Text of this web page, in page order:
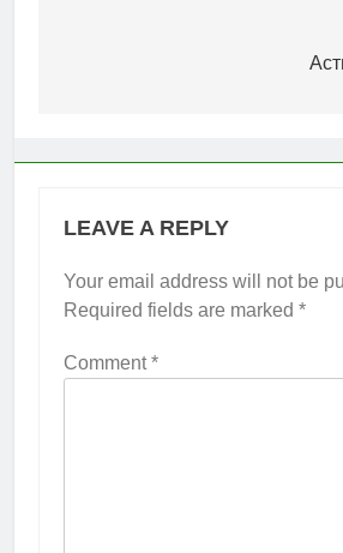
LEAVE A REPLY
Your email address will not be
Required fields are marked *
Comment*